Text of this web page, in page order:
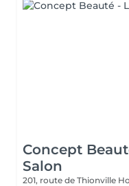
Concept
Salon
201, route de Thionville